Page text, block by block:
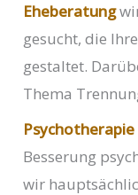
Eheberatung
gesucht, die
gestaltet.
Thema
Psychotherapie
Besserung
wir